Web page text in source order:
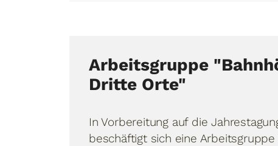
Arbeitsgruppe
Dritte Orte"
In Vorbereitung auf die
beschäftigt sich eine